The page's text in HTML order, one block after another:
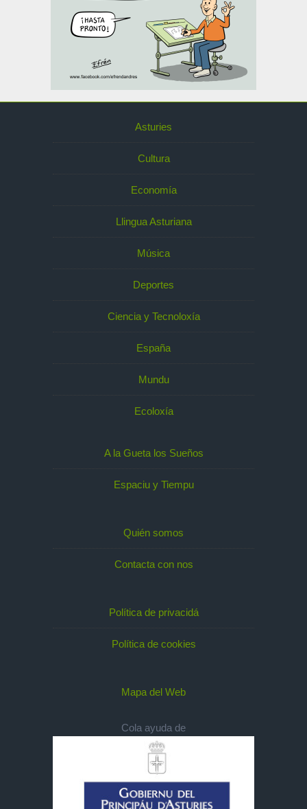
Asturies
Cultura
Economía
Llingua Asturiana
Música
Deportes
Ciencia y Tecnoloxía
España
Mundu
Ecoloxía
A la Gueta los Sueños
Espaciu y Tiempu
Quién somos
Contacta con nos
Política de privacidá
Política de cookies
Mapa del Web
Cola ayuda de